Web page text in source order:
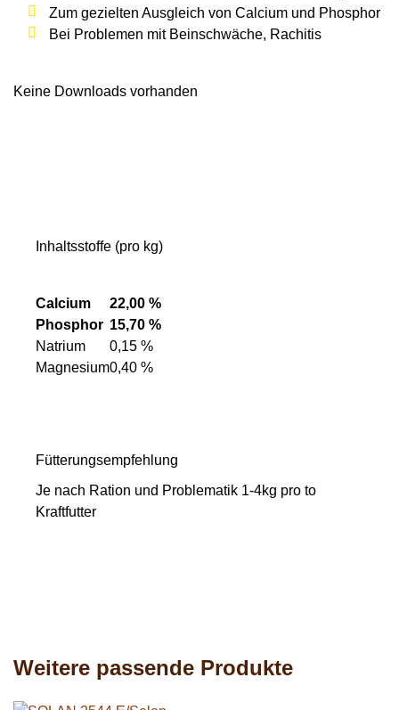
Zum gezielten Ausgleich von Calcium und Phosphor
Bei Problemen mit Beinschwäche, Rachitis
Keine Downloads vorhanden
Inhaltsstoffe (pro kg)
Calcium
22,00 %
Phosphor 15,70 %
Natrium
0,15 %
Magnesium0,40 %
Fütterungsempfehlung
Je nach Ration und Problematik 1-4kg pro to
Kraftfutter
Weitere passende Produkte